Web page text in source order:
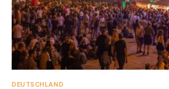
DEUTSCHLAND